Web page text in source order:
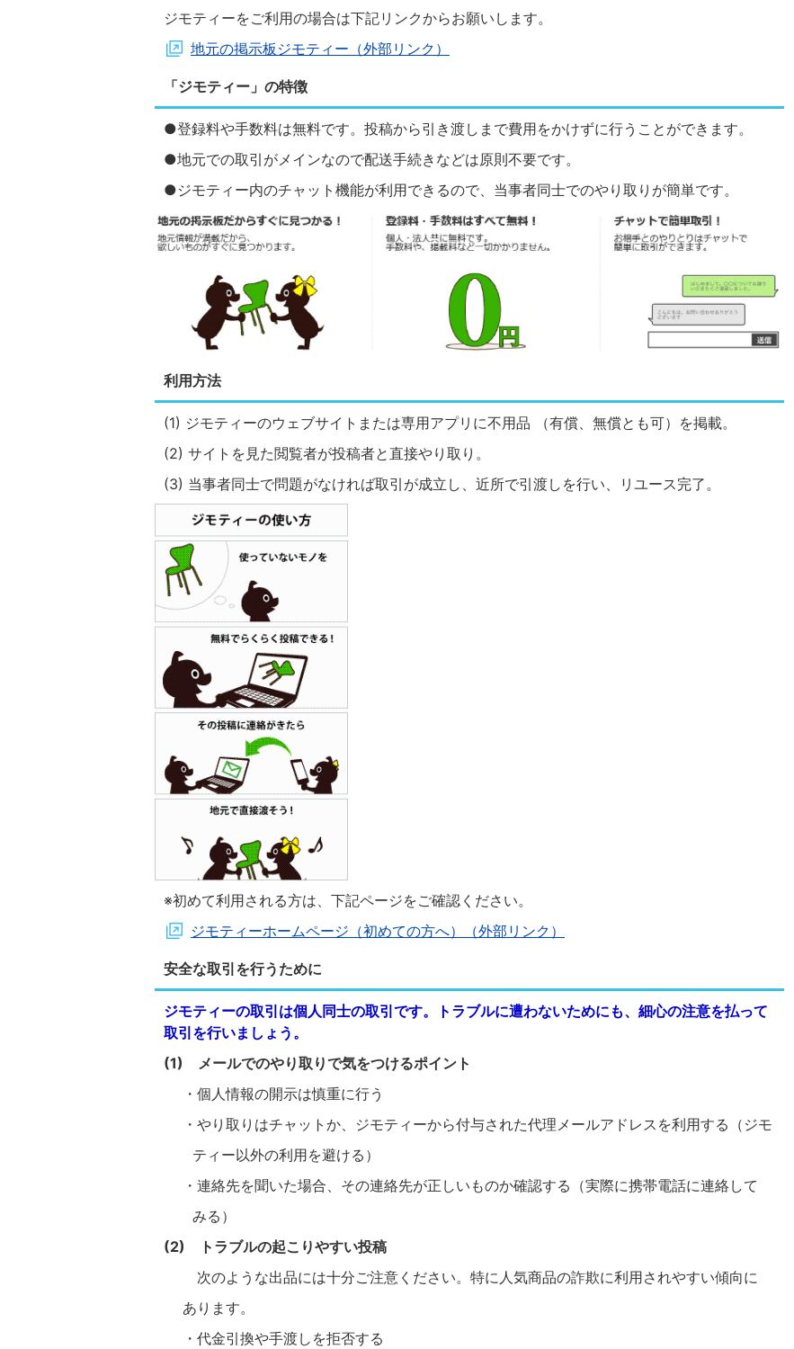
ジモティーをご利用の場合は下記リンクからお願いします。
地元の掲示板ジモティー（外部リンク）
「ジモティー」の特徴
●登録料や手数料は無料です。投稿から引き渡しまで費用をかけずに行うことができます。
●地元での取引がメインなので配送手続きなどは原則不要です。
●ジモティー内のチャット機能が利用できるので、当事者同士でのやり取りが簡単です。
利用方法
(1) ジモティーのウェブサイトまたは専用アプリに不用品 （有償、無償とも可）を掲載。
(2) サイトを見た閲覧者が投稿者と直接やり取り。
(3) 当事者同士で問題がなければ取引が成立し、近所で引渡しを行い、リユース完了。
※初めて利用される方は、下記ページをご確認ください。
ジモティーホームページ（初めての方へ）（外部リンク）
安全な取引を行うために
ジモティーの取引は個人同士の取引です。トラブルに遭わないためにも、細心の注意を払って
取引を行いましょう。
(1) メールでのやり取りで気をつけるポイント
・個人情報の開示は慎重に行う
・やり取りはチャットか、ジモティーから付与された代理メールアドレスを利用する（ジモ
ティー以外の利用を避ける）
・連絡先を聞いた場合、その連絡先が正しいものか確認する（実際に携帯電話に連絡して
みる）
(2) トラブルの起こりやすい投稿
次のような出品には十分ご注意ください。特に人気商品の詐欺に利用されやすい傾向に
あります。
・代金引換や手渡しを拒否する